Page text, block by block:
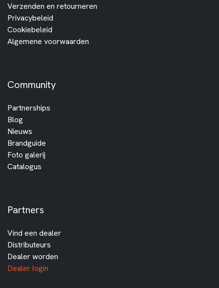
Verzenden en retourneren
Privacybeleid
Cookiebeleid
Algemene voorwaarden
Community
Partnerships
Blog
Nieuws
Brandguide
Foto galerij
Catalogus
Partners
Vind een dealer
Distributeurs
Dealer worden
Dealer login